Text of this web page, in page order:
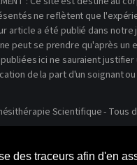
des traceurs afin d'en
ne reflètent que
article a été publié dans notre
peut se prendre qu'après un
ici ne sauraient justifier
de la part d'un soignant
Scientifique - Tous